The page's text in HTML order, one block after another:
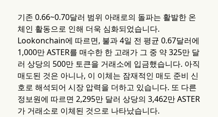
기존 0.66~0.70달러 범위 아래로의 돌파는 활발한 온
체인 활동으로 인해 더욱 심화되었습니다.
Lookonchain에 따르면, 불과 4일 전 평균 0.67달러에
1,000만 ASTER를 매수한 한 고래가 그 중 약 325만 달
러 상당의 500만 토큰을 거래소에 입금했습니다. 아직
매도된 것은 아니나, 이 이체는 잠재적인 매도 준비 신
호로 해석되어 시장 압력을 더하고 있습니다. 또 다른
정보원에 따르면 2,295만 달러 상당의 3,462만 ASTER
가 거래소로 이체된 것으로 나타났습니다.